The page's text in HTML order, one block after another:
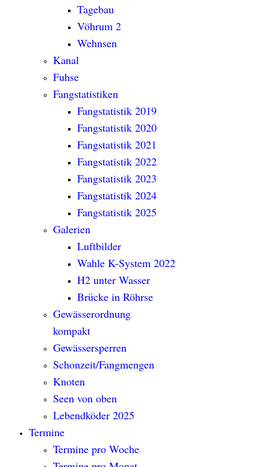
Tagebau
Vöhrum 2
Wehnsen
Kanal
Fuhse
Fangstatistiken
Fangstatistik 2019
Fangstatistik 2020
Fangstatistik 2021
Fangstatistik 2022
Fangstatistik 2023
Fangstatistik 2024
Fangstatistik 2025
Galerien
Luftbilder
Wahle K-System 2022
H2 unter Wasser
Brücke in Röhrse
Gewässerordnung
kompakt
Gewässersperren
Schonzeit/Fangmengen
Knoten
Seen von oben
Lebendköder 2025
Termine
Termine pro Woche